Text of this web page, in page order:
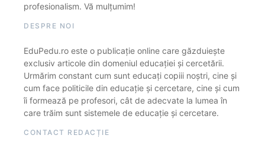
profesionalism. Vă mulțumim!
DESPRE NOI
EduPedu.ro este o publicație online care găzduiește
exclusiv articole din domeniul educației și cercetării.
Urmărim constant cum sunt educați copiii noștri, cine și
cum face politicile din educație și cercetare, cine și cum
îi formează pe profesori, cât de adecvate la lumea în
care trăim sunt sistemele de educație și cercetare.
CONTACT REDACȚIE